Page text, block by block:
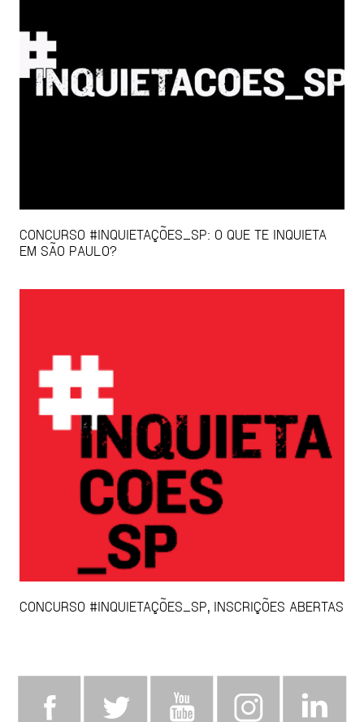
CONCURSO #INQUIETAÇÕES_SP: O QUE TE INQUIETA
EM SÃO PAULO?
CONCURSO #INQUIETAÇÕES_SP, INSCRIÇÕES ABERTAS